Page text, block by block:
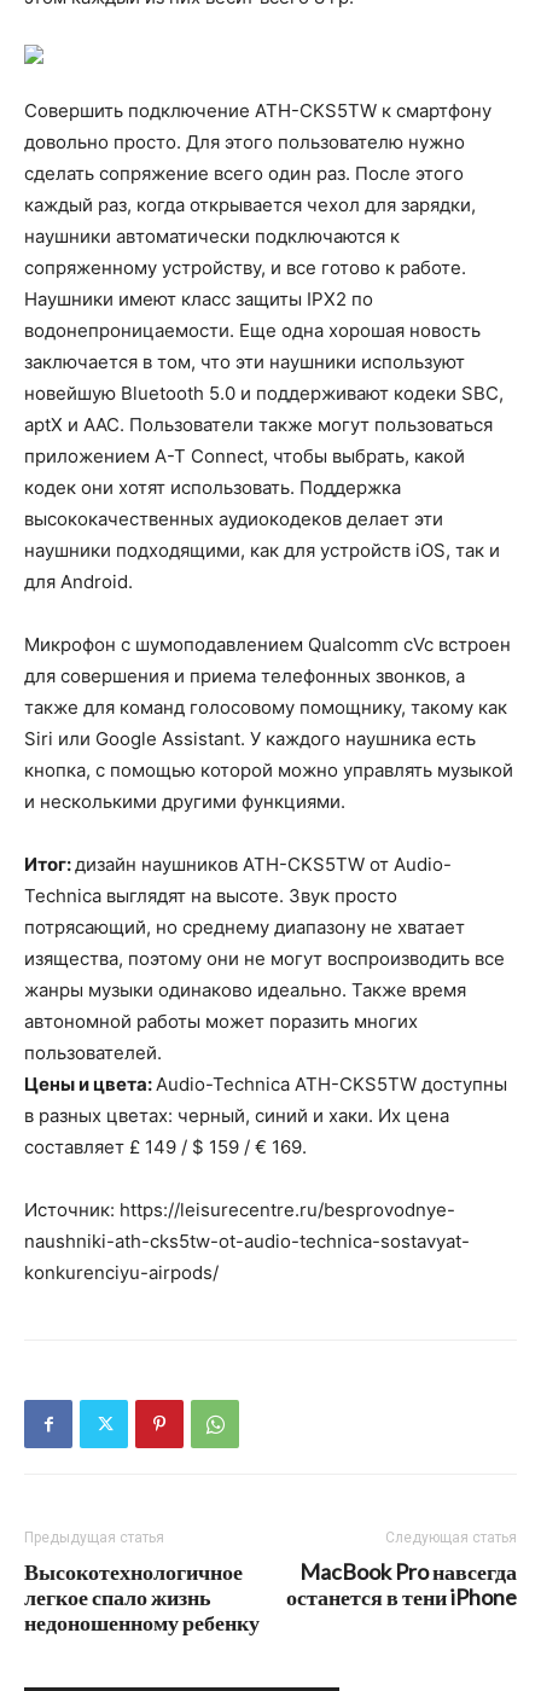
Совершить подключение ATH-CKS5TW к смартфону
довольно просто. Для этого пользователю нужно
сделать сопряжение всего один раз. После этого
каждый раз, когда открывается чехол для зарядки,
наушники автоматически подключаются к
сопряженному устройству, и все готово к работе.
Наушники имеют класс защиты IPX2 по
водонепроницаемости. Еще одна хорошая новость
заключается в том, что эти наушники используют
новейшую Bluetooth 5.0 и поддерживают кодеки SBC,
aptX и AAC. Пользователи также могут пользоваться
приложением A-T Connect, чтобы выбрать, какой
кодек они хотят использовать. Поддержка
высококачественных аудиокодеков делает эти
наушники подходящими, как для устройств iOS, так и
для Android.
Микрофон с шумоподавлением Qualcomm cVc встроен
для совершения и приема телефонных звонков, а
также для команд голосовому помощнику, такому как
Siri или Google Assistant. У каждого наушника есть
кнопка, с помощью которой можно управлять музыкой
и несколькими другими функциями.
Итог:дизайн наушников ATH-CKS5TW от Audio-
Technica выглядят на высоте. Звук просто
потрясающий, но среднему диапазону не хватает
изящества, поэтому они не могут воспроизводить все
жанры музыки одинаково идеально. Также время
автономной работы может поразить многих
пользователей.
Цены и цвета:Audio-Technica ATH-CKS5TW доступны
в разных цветах: черный, синий и хаки. Их цена
составляет £ 149 / $ 159 / € 169.
Источник: https://leisurecentre.ru/besprovodnye-
naushniki-ath-cks5tw-ot-audio-technica-sostavyat-
konkurenciyu-airpods/
Предыдущая статья
Высокотехнологичное
легкое спало жизнь
недоношенному ребенку
Следующая статья
MacBook Pro навсегда
останется в тени iPhone